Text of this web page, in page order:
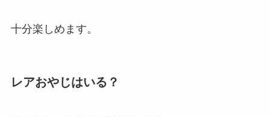
十分楽しめます。
レアおやじはいる？